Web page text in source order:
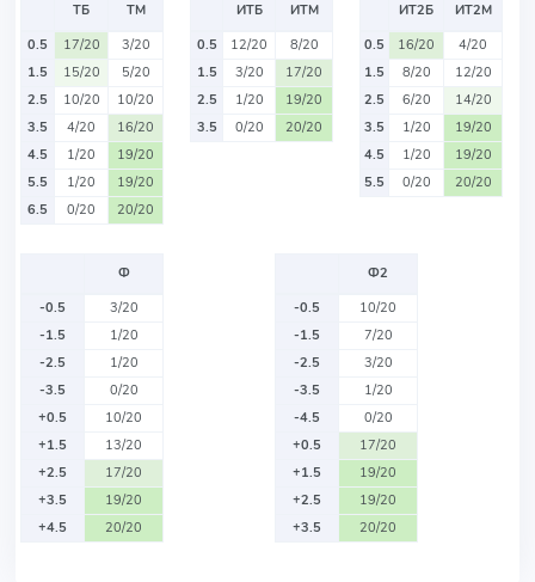
ТБ
ТМ
0.5
17/20
3/20
1.5
15/20
5/20
2.5
10/20
10/20
3.5
4/20
16/20
4.5
1/20
19/20
5.5
1/20
19/20
6.5
0/20 20/20
ИТБ
ИТМ
0.5
12/20
8/20
1.5
3/20
17/20
2.5
1/20
19/20
3.5
0/20 20/20
ИТ2Б
ИТ2М
0.5
16/20
4/20
1.5
8/20
12/20
2.5
6/20
14/20
3.5
1/20
19/20
4.5
1/20
19/20
5.5
0/20 20/20
Ф
-0.5
3/20
-1.5
1/20
-2.5
1/20
-3.5
0/20
+0.5
10/20
+1.5
13/20
+2.5
17/20
+3.5
19/20
+4.5
20/20
Ф2
-0.5
10/20
-1.5
7/20
-2.5
3/20
-3.5
1/20
-4.5
0/20
+0.5
17/20
+1.5
19/20
+2.5
19/20
+3.5
20/20